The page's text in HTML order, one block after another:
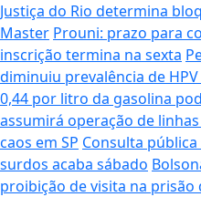
Justiça do Rio determina
Master Prouni: prazo para
inscrição termina na sexta
diminuiu prevalência de
0,44 por litro da gasolina
assumirá operação de
caos em SP Consulta
surdos acaba sábado
proibição de visita na prisão